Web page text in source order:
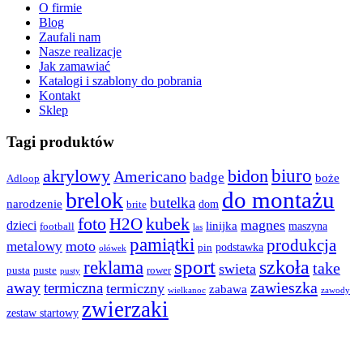
O firmie
Blog
Zaufali nam
Nasze realizacje
Jak zamawiać
Katalogi i szablony do pobrania
Kontakt
Sklep
Tagi produktów
Adloop akrylowyAmericano badge bidonbiuro boże
narodzenie brelok brite butelka dom do montażu
dzieci football fotoH2Okubek las linijka magnes maszyna
metalowy moto ołówek pamiątki pin podstawka produkcja
pusta puste pusty reklama rower sport swieta szkołatake
awaytermiczna termiczny wielkanoc zabawa zawieszka zawody
zestaw startowy zwierzaki